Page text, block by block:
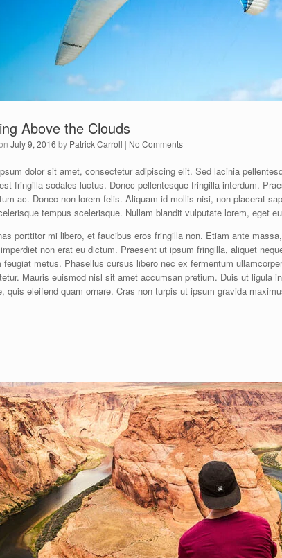
Above the Clouds
July 9, 2016 by Patrick Carroll | No Comments
dolor sit amet, consectetur adipiscing elit. Sed lacinia
fringilla sodales luctus. Donec pellentesque fringilla interdum.
ac. Donec non lorem felis. Aliquam id mollis nisi, non placerat
tempus scelerisque. Nullam blandit vulputate lorem, eget
porttitor mi libero, et faucibus eros fringilla non. Etiam ante
non erat eu dictum. Praesent ut ipsum fringilla, aliquet
feugiat metus. Phasellus cursus libero nec ex fermentum
Mauris euismod nisl sit amet accumsan pretium. Duis ut ligula
quis eleifend quam ornare. Cras non turpis ut ipsum gravida